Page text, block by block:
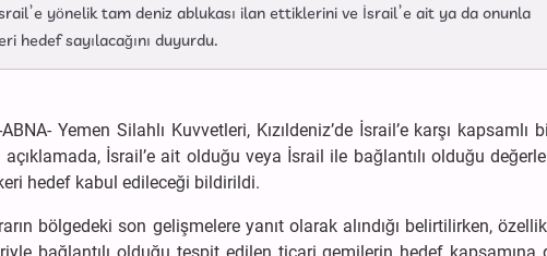
yönelik tam deniz ablukası ilan ettiklerini ve İsrail’e ait ya da onunla
hedef sayılacağını duyurdu.
Yemen Silahlı Kuvvetleri, Kızıldeniz’de İsrail’e karşı kapsamlı
açıklamada, İsrail’e ait olduğu veya İsrail ile bağlantılı olduğu
hedef kabul edileceği bildirildi.
bölgedeki son gelişmelere yanıt olarak alındığı belirtilirken,
bağlantılı olduğu tespit edilen ticari gemilerin hedef kapsamına